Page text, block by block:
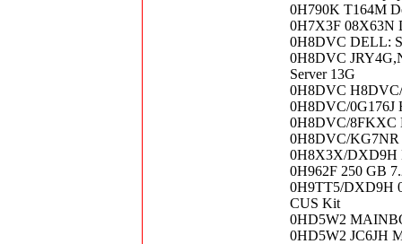
0H790K T164M
0H7X3F 08X63N
0H8DVC DELL:
0H8DVC
Server 13G
0H8DVC
0H8DVC/0G176J
0H8DVC/8FKXC
0H8DVC/KG7NR
0H8X3X/DXD9H
0H962F 250 GB
0H9TT5/DXD9H
CUS Kit
0HD5W2
0HD5W2 JC6JH